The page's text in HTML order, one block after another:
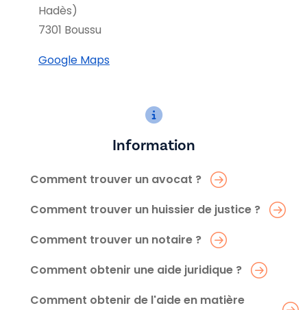
Hadès)
7301 Boussu
Google Maps
Information
Comment trouver un avocat ?
Comment trouver un huissier de justice ?
Comment trouver un notaire ?
Comment obtenir une aide juridique ?
Comment obtenir de l'aide en matière